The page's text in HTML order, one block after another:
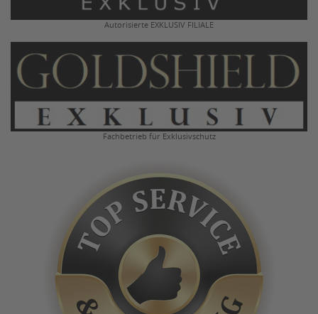
Autorisierte EXKLUSIV FILIALE
Fachbetrieb für Exklusivschutz